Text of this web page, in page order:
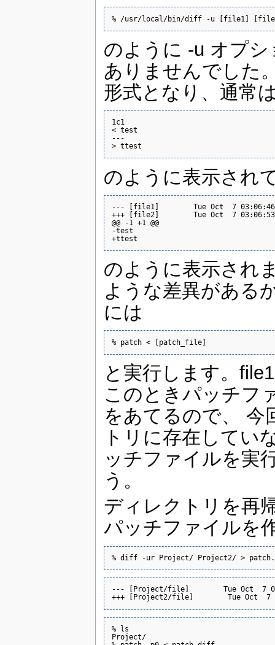
% /usr/local/bin/diff -u [file1]
のように -u オプ
ありませんでした
形式となり、通常
1c1
< test
---
> ttest
のように表示され
--- [file1]        Tue Oct  7 03:06:46
+++ [file2]        Tue Oct  7 03:06:53
@@ -1 +1 @@
-test
+ttest
のように表示され
ような差異がある
には
% patch < [patch_file]
と実行します。
このときパッチフ
をあてるので、 今
トリに存在してい
ッチファイルを実
う。
ディレクトリを再
パッチファイルを
% diff -ur Project/ Project2/ >
--- [Project/file]        Tue Oct  7
+++ [Project2/file]        Tue Oct  7
% ls
Project/